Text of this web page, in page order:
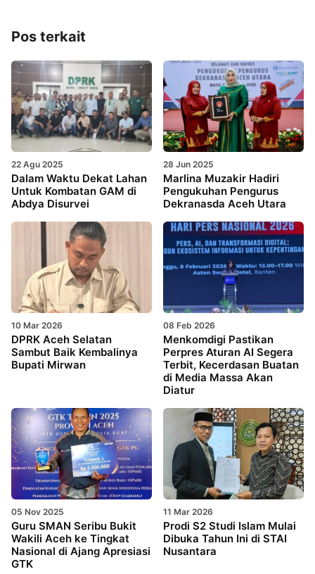
Pos terkait
22 Agu 2025
Dalam Waktu Dekat Lahan
Untuk Kombatan GAM di
Abdya Disurvei
28 Jun 2025
Marlina Muzakir Hadiri
Pengukuhan Pengurus
Dekranasda Aceh Utara
10 Mar 2026
DPRK Aceh Selatan
Sambut Baik Kembalinya
Bupati Mirwan
08 Feb 2026
Menkomdigi Pastikan
Perpres Aturan AI Segera
Terbit, Kecerdasan Buatan
di Media Massa Akan
Diatur
05 Nov 2025
Guru SMAN Seribu Bukit
Wakili Aceh ke Tingkat
Nasional di Ajang Apresiasi
GTK
11 Mar 2026
Prodi S2 Studi Islam Mulai
Dibuka Tahun Ini di STAI
Nusantara